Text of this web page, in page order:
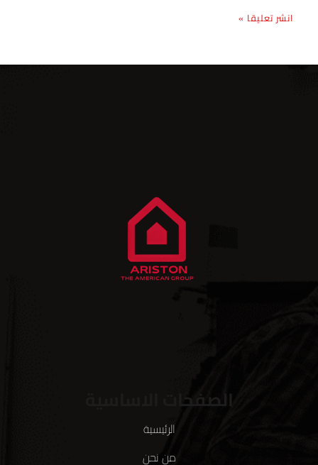
الصفحات الاساسية
الرئيسية
من نحن